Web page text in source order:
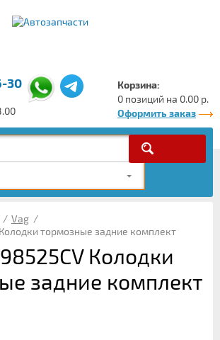
30
Корзина:
0 позиций на 0.00 р.
Оформить заказ
/ Vag /
тормозные задние комплект
Колодки
задние комплект